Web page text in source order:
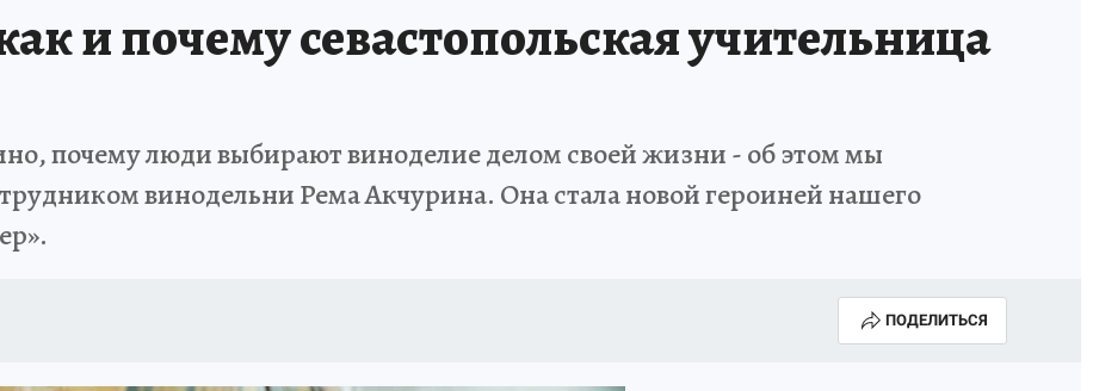
и почему севастопольская учительница
почему люди выбирают виноделие делом своей жизни - об этом мы
винодельни Рема Акчурина. Она стала новой героиней нашего
ПОДЕЛИТЬСЯ